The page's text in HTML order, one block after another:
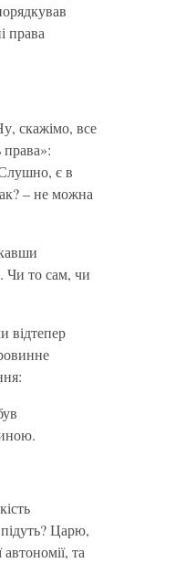
права
скажімо, все
є в
– не можна
Чи то сам, чи
відтепер
Царю,
та